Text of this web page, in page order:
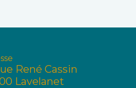
René Cassin
Lavelanet